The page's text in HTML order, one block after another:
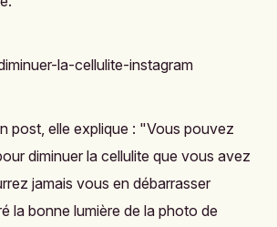
post, elle explique : "Vous pouvez
diminuer la cellulite que vous avez
jamais vous en débarrasser
la bonne lumière de la photo de